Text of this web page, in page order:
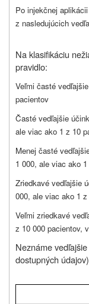
Po injekčnej
z nasledujúcich
Na klasifikáciu
pravidlo:
Veľmi časté
pacientov
Časté vedľajšie
ale viac ako 1 z 10
Menej časté
1 000, ale viac ako
Zriedkavé vedľajšie
000, ale viac ako 1
Veľmi zriedkavé
z 10 000 pacientov,
Neznáme
dostupných údajov)